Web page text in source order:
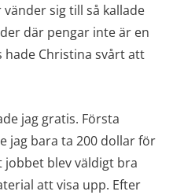
sig till så kallade
där pengar inte är en
hade Christina svårt att
jag gratis. Första
jag bara ta 200 dollar för
blev väldigt bra
att visa upp. Efter